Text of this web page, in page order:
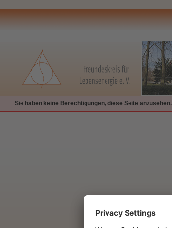
Sie haben keine Berechtigungen, diese Seite anzusehen.